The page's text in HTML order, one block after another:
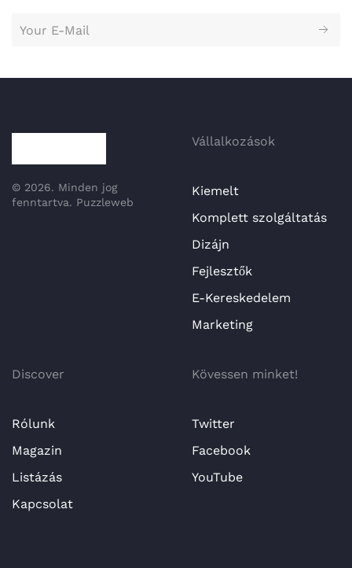
© 2026. Minden jog
fenntartva. Puzzleweb
Vállalkozások
Kiemelt
Komplett szolgáltatás
Dizájn
Fejlesztők
E-Kereskedelem
Marketing
Discover
Rólunk
Magazin
Listázás
Kapcsolat
Kövessen minket!
Twitter
Facebook
YouTube